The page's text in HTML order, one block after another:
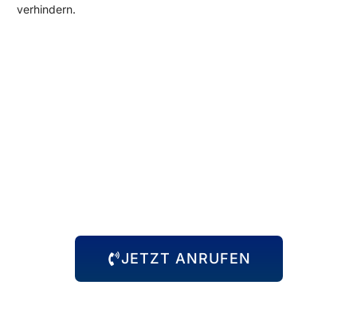
verhindern.
JETZT ANRUFEN